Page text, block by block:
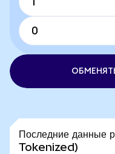
ОБМЕНЯТЬ
Последние
Tokenized)